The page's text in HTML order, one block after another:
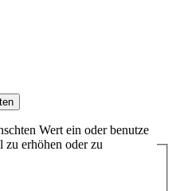
Wert ein oder benutze
erhöhen oder zu